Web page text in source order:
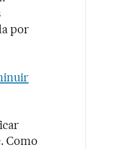
por
Como